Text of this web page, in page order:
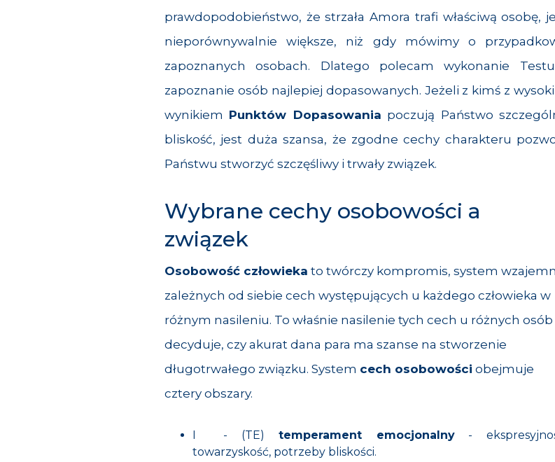
prawdopodobieństwo, że strzała Amora trafi właściwą osobę,
nieporównywalnie większe, niż gdy mówimy o
zapoznanych osobach. Dlatego polecam wykonanie
zapoznanie osób najlepiej dopasowanych. Jeżeli z kimś z
wynikiem Punktów Dopasowania poczują Państwo
bliskość, jest duża szansa, że zgodne cechy charakteru
Państwu stworzyć szczęśliwy i trwały związek.
Wybrane cechy osobowości a
związek
Osobowość człowieka to twórczy kompromis, system
zależnych od siebie cech występujących u każdego człowieka w
różnym nasileniu. To właśnie nasilenie tych cech u różnych osób
decyduje, czy akurat dana para ma szanse na stworzenie
długotrwałego związku. System cech osobowości obejmuje
cztery obszary.
I - (TE) temperament emocjonalny-
towarzyskość, potrzeby bliskości.